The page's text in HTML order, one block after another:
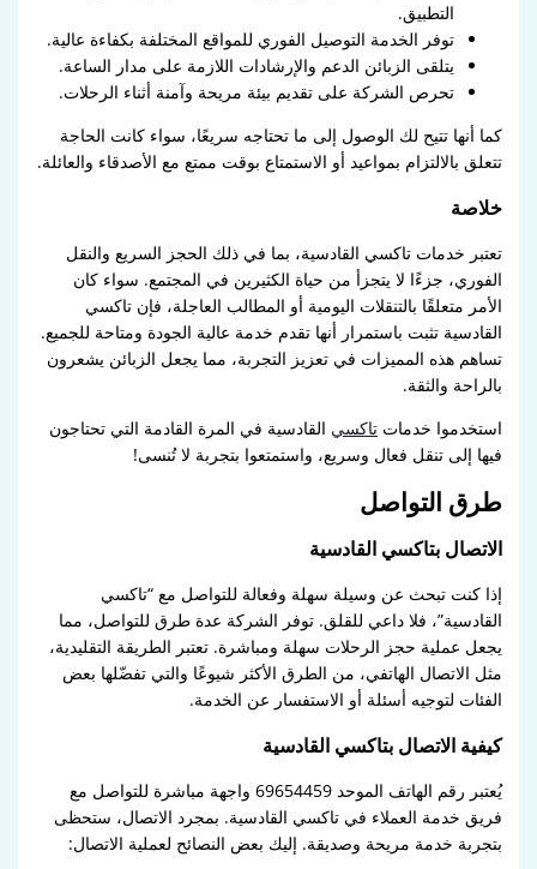
التطبيق.
توفر الخدمة التوصيل الفوري للمواقع المختلفة بكفاءة عالية.
يتلقى الزبائن الدعم والإرشادات اللازمة على مدار الساعة.
تحرص الشركة على تقديم بيئة مريحة وآمنة أثناء الرحلات.
كما أنها تتيح لك الوصول إلى ما تحتاجه سريعًا، سواء كانت الحاجة
تتعلق بالالتزام بمواعيد أو الاستمتاع بوقت ممتع مع الأصدقاء والعائلة.
خلاصة
تعتبر خدمات تاكسي القادسية، بما في ذلك الحجز السريع والنقل
الفوري، جزءًا لا يتجزأ من حياة الكثيرين في المجتمع. سواء كان
الأمر متعلقًا بالتنقلات اليومية أو المطالب العاجلة، فإن تاكسي
القادسية تثبت باستمرار أنها تقدم خدمة عالية الجودة ومتاحة للجميع.
تساهم هذه المميزات في تعزيز التجربة، مما يجعل الزبائن يشعرون
بالراحة والثقة.
استخدموا خدماتتاكسي القادسية في المرة القادمة التي تحتاجون
فيها إلى تنقل فعال وسريع، واستمتعوا بتجربة لا تُنسى!
طرق التواصل
الاتصال بتاكسي القادسية
إذا كنت تبحث عن وسيلة سهلة وفعالة للتواصل مع “تاكسي
القادسية”، فلا داعي للقلق. توفر الشركة عدة طرق للتواصل، مما
يجعل عملية حجز الرحلات سهلة ومباشرة. تعتبر الطريقة التقليدية،
مثل الاتصال الهاتفي، من الطرق الأكثر شيوعًا والتي تفضّلها بعض
الفئات لتوجيه أسئلة أو الاستفسار عن الخدمة.
كيفية الاتصال بتاكسي القادسية
يُعتبر رقم الهاتف الموحد 69654459 واجهة مباشرة للتواصل مع
فريق خدمة العملاء في تاكسي القادسية. بمجرد الاتصال، ستحظى
بتجربة خدمة مريحة وصديقة. إليك بعض النصائح لعملية الاتصال: